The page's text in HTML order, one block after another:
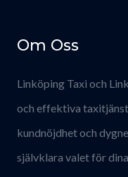
Om Oss
Linköping Taxi och
och effektiva
kundnöjdhet och
självklara valet för